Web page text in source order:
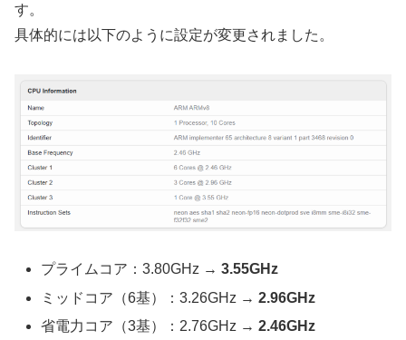
す。
具体的には以下のように設定が変更されました。
プライムコア：3.80GHz →3.55GHz
ミッドコア（6基）：3.26GHz →2.96GHz
省電力コア（3基）：2.76GHz →2.46GHz